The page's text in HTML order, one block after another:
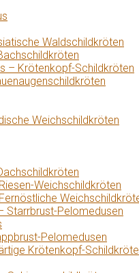
Waldschildkröten
– Krötenkopf-Schildkröten
Weichschildkröten
Weichschildkröten
Starrbrust-Pelomedusen
Pelomedusen
Krötenkopf-